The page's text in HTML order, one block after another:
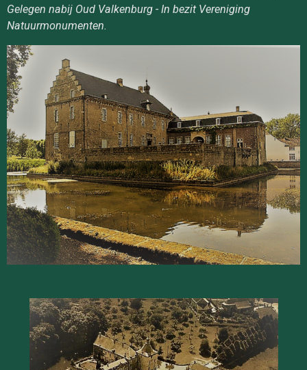
Gelegen nabij Oud Valkenburg - In bezit Vereniging
Natuurmonumenten.